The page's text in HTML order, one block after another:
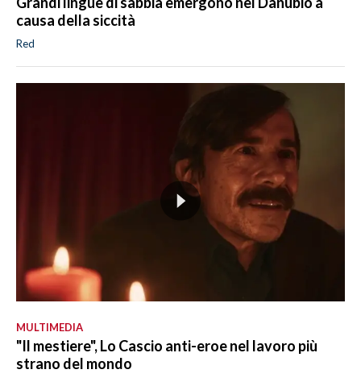
causa della siccità
Red
MULTIMEDIA
"Il mestiere", Lo Cascio anti-eroe nel lavoro più
strano del mondo